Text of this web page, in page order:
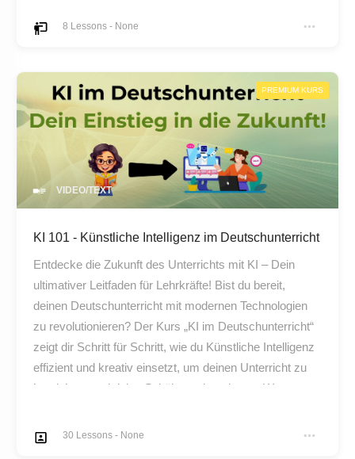
8 Lessons - None
PREMIUM KURS
VIDEO/TEXT
KI 101 - Künstliche Intelligenz im Deutschunterricht
Entdecke die Zukunft des Unterrichts mit KI – Dein
ultimativer Leitfaden für Lehrkräfte! Bist du bereit,
deinen Deutschunterricht mit modernen Technologien
zu revolutionieren? Der Kurs „KI im Deutschunterricht“
zeigt dir Schritt für Schritt, wie du Künstliche Intelligenz
effizient und kreativ einsetzt, um deinen Unterricht zu
bereichern und deine Schüler zu begeistern. Warum
Erfahre, wie du Tools wie ChatGPT, DeepL und
30 Lessons - None